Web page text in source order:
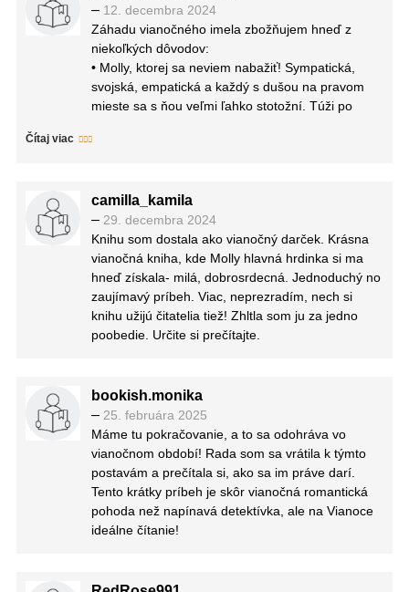
– 12. decembra 2024
Záhadu vianočného imela zbožňujem hneď z
niekoľkých dôvodov:
• Molly, ktorej sa neviem nabažiť! Sympatická,
svojská, empatická a každý s dušou na pravom
mieste sa s ňou veľmi ľahko stotožní. Túži po
pre humor… och.
vykukujúce spoza každého rohu… och znova.
• Zápletka síce pomerne jednoduchá, no aj tak
dostatočne zaujímavá na to, aby som mala chuť
čítať stále ďalej a ďalej. Nita Prose postupne
odhaľovala detaily vedúce k finálnemu rozuzleniu,
ťahala ma za nos a presne tak sa mi to páči…
takže och ešte raz.
• Humor, humor, humor! Mollyne myšlienky a jej
dovoľte ešte jedno och.
Jednu vec ale musím autorke vytknúť – 112
strán? To kto píše také krátke knihy? Chcem ešte.
Čítaj viac
camilla_kamila
– 29. decembra 2024
Knihu som dostala ako vianočný darček. Krásna
vianočná kniha, kde Molly hlavná hrdinka si ma
hneď získala- milá, dobrosrdecná. Jednoduchý no
zaujímavý príbeh. Viac, neprezradím, nech si
knihu užijú čitatelia tiež! Zhltla som ju za jedno
poobedie. Určite si prečítajte.
bookish.monika
– 25. februára 2025
Máme tu pokračovanie, a to sa odohráva vo
vianočnom období! Rada som sa vrátila k týmto
postavám a prečítala si, ako sa im práve darí.
Tento krátky príbeh je skôr vianočná romantická
pohoda než napínavá detektívka, ale na Vianoce
ideálne čítanie!